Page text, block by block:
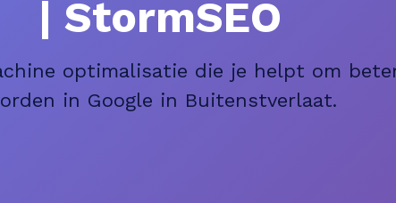
| StormSEO
optimalisatie die je helpt om
in Google in Buitenstverlaat.